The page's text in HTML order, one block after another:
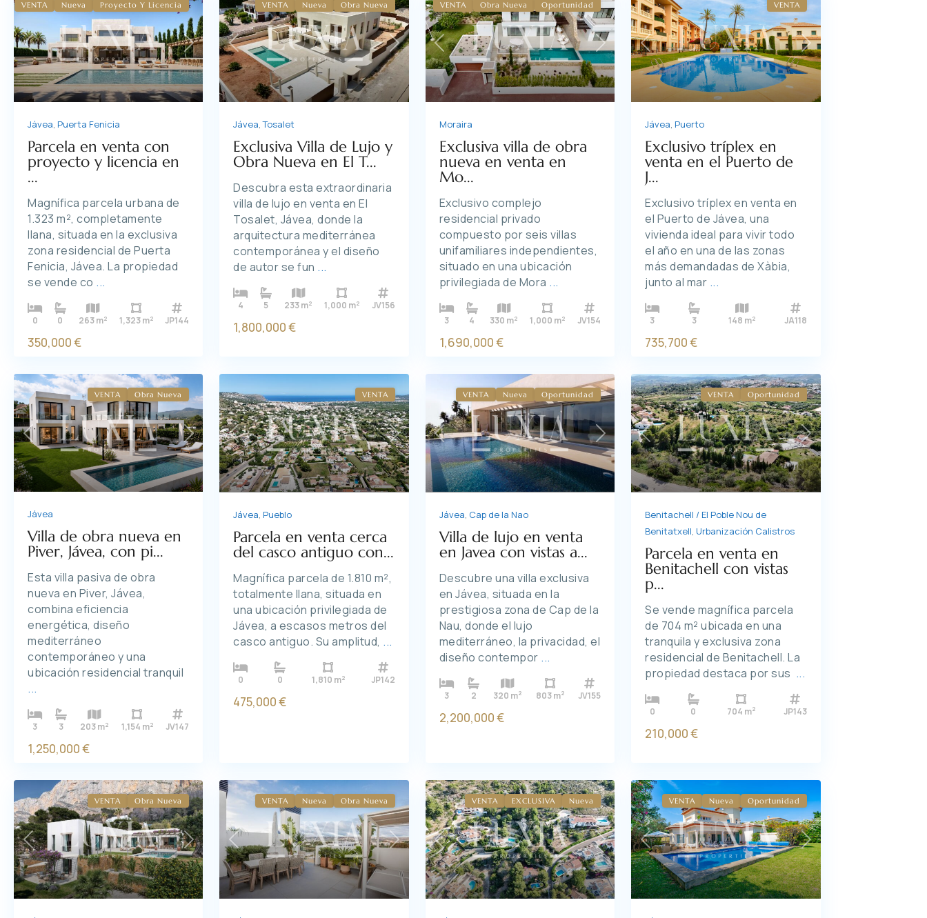
Previous Next
VENTA Nueva Proyecto Y Licencia
Jávea, Puerta Fenicia
Parcela en venta con
proyecto y licencia en
...
Magnífica parcela urbana de
1.323 m², completamente
llana, situada en la exclusiva
zona residencial de Puerta
Fenicia, Jávea. La propiedad
se vende co ...
0 0 263 m2 1,323 m2 JP144
350,000 €
Previous Next
VENTA Nueva Obra Nueva
Jávea,Tosalet
Exclusiva Villa de Lujo y
Obra Nueva en El T...
Descubra esta extraordinaria
villa de lujo en venta en El
Tosalet, Jávea, donde la
arquitectura mediterránea
contemporánea y el diseño
de autor se fun ...
4 5 233 m2 1,000 m2 JV156
1,800,000 €
Previous Next
VENTA Obra Nueva Oportunidad
Moraira
Exclusiva villa de obra
nueva en venta en
Mo...
Exclusivo complejo
residencial privado
compuesto por seis villas
unifamiliares independientes,
situado en una ubicación
privilegiada de Mora ...
3 4 330 m2 1,000 m2 JV154
1,690,000 €
Previous Next
VENTA
Jávea, Puerto
Exclusivo tríplex en
venta en el Puerto de
J...
Exclusivo tríplex en venta en
el Puerto de Jávea, una
vivienda ideal para vivir todo
el año en una de las zonas
más demandadas de Xàbia,
junto al mar ...
3 3 148 m2 JA118
735,700 €
Previous Next
VENTA Obra Nueva
Jávea
Villa de obra nueva en
Piver, Jávea, con pi...
Esta villa pasiva de obra
nueva en Piver, Jávea,
combina eficiencia
energética, diseño
mediterráneo
contemporáneo y una
ubicación residencial tranquil
...
3 3 203 m2 1,154 m2 JV147
1,250,000 €
Previous Next
VENTA
Jávea, Pueblo
Parcela en venta cerca
del casco antiguo con...
Magnífica parcela de 1.810 m²,
totalmente llana, situada en
una ubicación privilegiada de
Jávea, a escasos metros del
casco antiguo. Su amplitud, ...
0 0 1,810 m2 JP142
475,000 €
Previous Next
VENTA Nueva Oportunidad
Jávea, Cap de la Nao
Villa de lujo en venta
en Javea con vistas a...
Descubre una villa exclusiva
en Jávea, situada en la
prestigiosa zona de Cap de la
Nau, donde el lujo
mediterráneo, la privacidad, el
diseño contempor ...
3 2 320 m2 803 m2 JV155
2,200,000 €
Previous Next
VENTA Oportunidad
Benitachell / El Poble Nou de
Benitatxell, Urbanización Calistros
Parcela en venta en
Benitachell con vistas
p...
Se vende magnífica parcela
de 704 m² ubicada en una
tranquila y exclusiva zona
residencial de Benitachell. La
propiedad destaca por sus ...
0 0 704 m2 JP143
210,000 €
Previous Next
VENTA Obra Nueva
Previous Next
VENTA Nueva Obra Nueva
Previous Next
VENTA EXCLUSIVA Nueva
Previous Next
VENTA Nueva Oportunidad